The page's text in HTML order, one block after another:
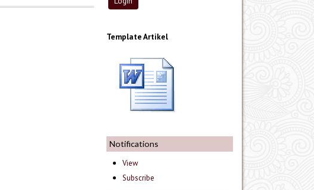
Template Artikel
Notifications
View
Subscribe